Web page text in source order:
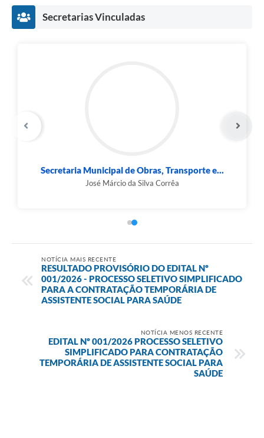
Secretarias Vinculadas
Secretaria Municipal de Obras, Transporte e...
José Márcio da Silva Corrêa
NOTÍCIA MAIS RECENTE
RESULTADO PROVISÓRIO DO EDITAL Nº
001/2026 - PROCESSO SELETIVO SIMPLIFICADO
PARA A CONTRATAÇÃO TEMPORÁRIA DE
ASSISTENTE SOCIAL PARA SAÚDE
NOTÍCIA MENOS RECENTE
EDITAL Nº 001/2026 PROCESSO SELETIVO
SIMPLIFICADO PARA CONTRATAÇÃO
TEMPORÁRIA DE ASSISTENTE SOCIAL PARA
SAÚDE